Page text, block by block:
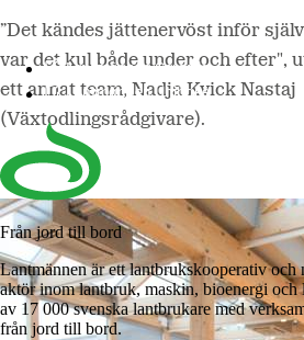
Lantmännen Cerealia
Lantmännen Unibake
Från jord till bord
Lantmännen är ett lantbrukskooperativ och
aktör inom lantbruk, maskin, bioenergi och
av 17 000 svenska lantbrukare med
från jord till bord.
”Det kändes jättenervöst inför
var det kul både under och efter",
ett annat team, Nadja Kvick Nastaj
(Växtodlingsrådgivare).